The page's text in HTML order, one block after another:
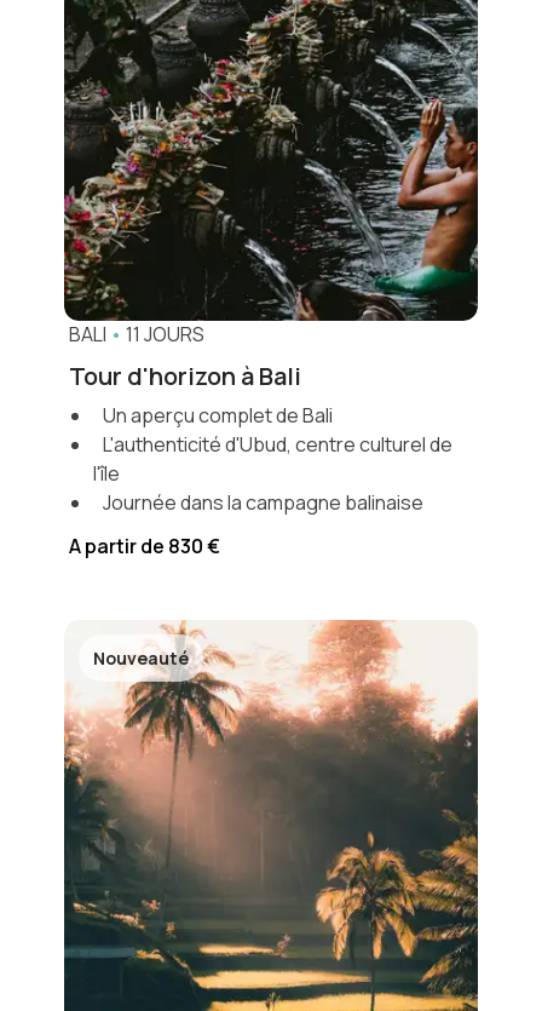
BALI • 11 JOURS
Tour d'horizon à Bali
Un aperçu complet de Bali
L'authenticité d'Ubud, centre culturel de
l'île
Journée dans la campagne balinaise
A partir de 830 €
Nouveauté